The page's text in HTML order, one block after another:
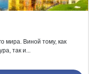
мира. Виной тому, как
так и...